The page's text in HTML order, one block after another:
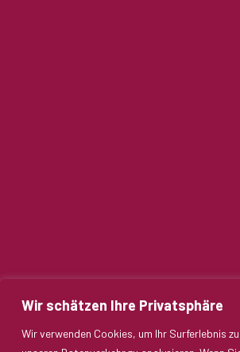
Wir schätzen Ihre Privatsphäre
Wir verwenden Cookies, um Ihr Surferlebnis